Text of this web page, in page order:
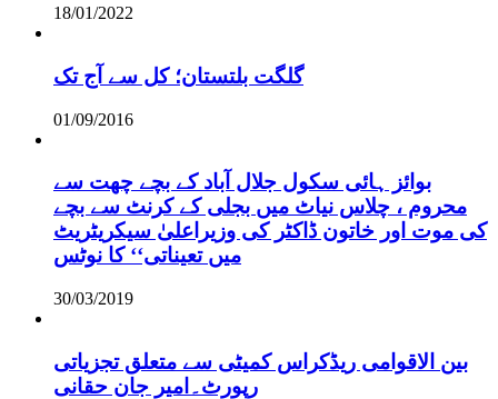
18/01/2022
گلگت بلتستان؛ کل سے آج تک
01/09/2016
بوائز ہائی سکول جلال آباد کے بچے چھت سے
محروم ، چلاس نیاٹ میں بجلی کے کرنٹ سے بچے
کی موت اور خاتون ڈاکٹر کی وزیراعلیٰ سیکریٹریٹ
میں تعیناتی‘‘ کا نوٹس
30/03/2019
بین الاقوامی ریڈکراس کمیٹی سے متعلق تجزیاتی
رپورٹ۔امیر جان حقانی